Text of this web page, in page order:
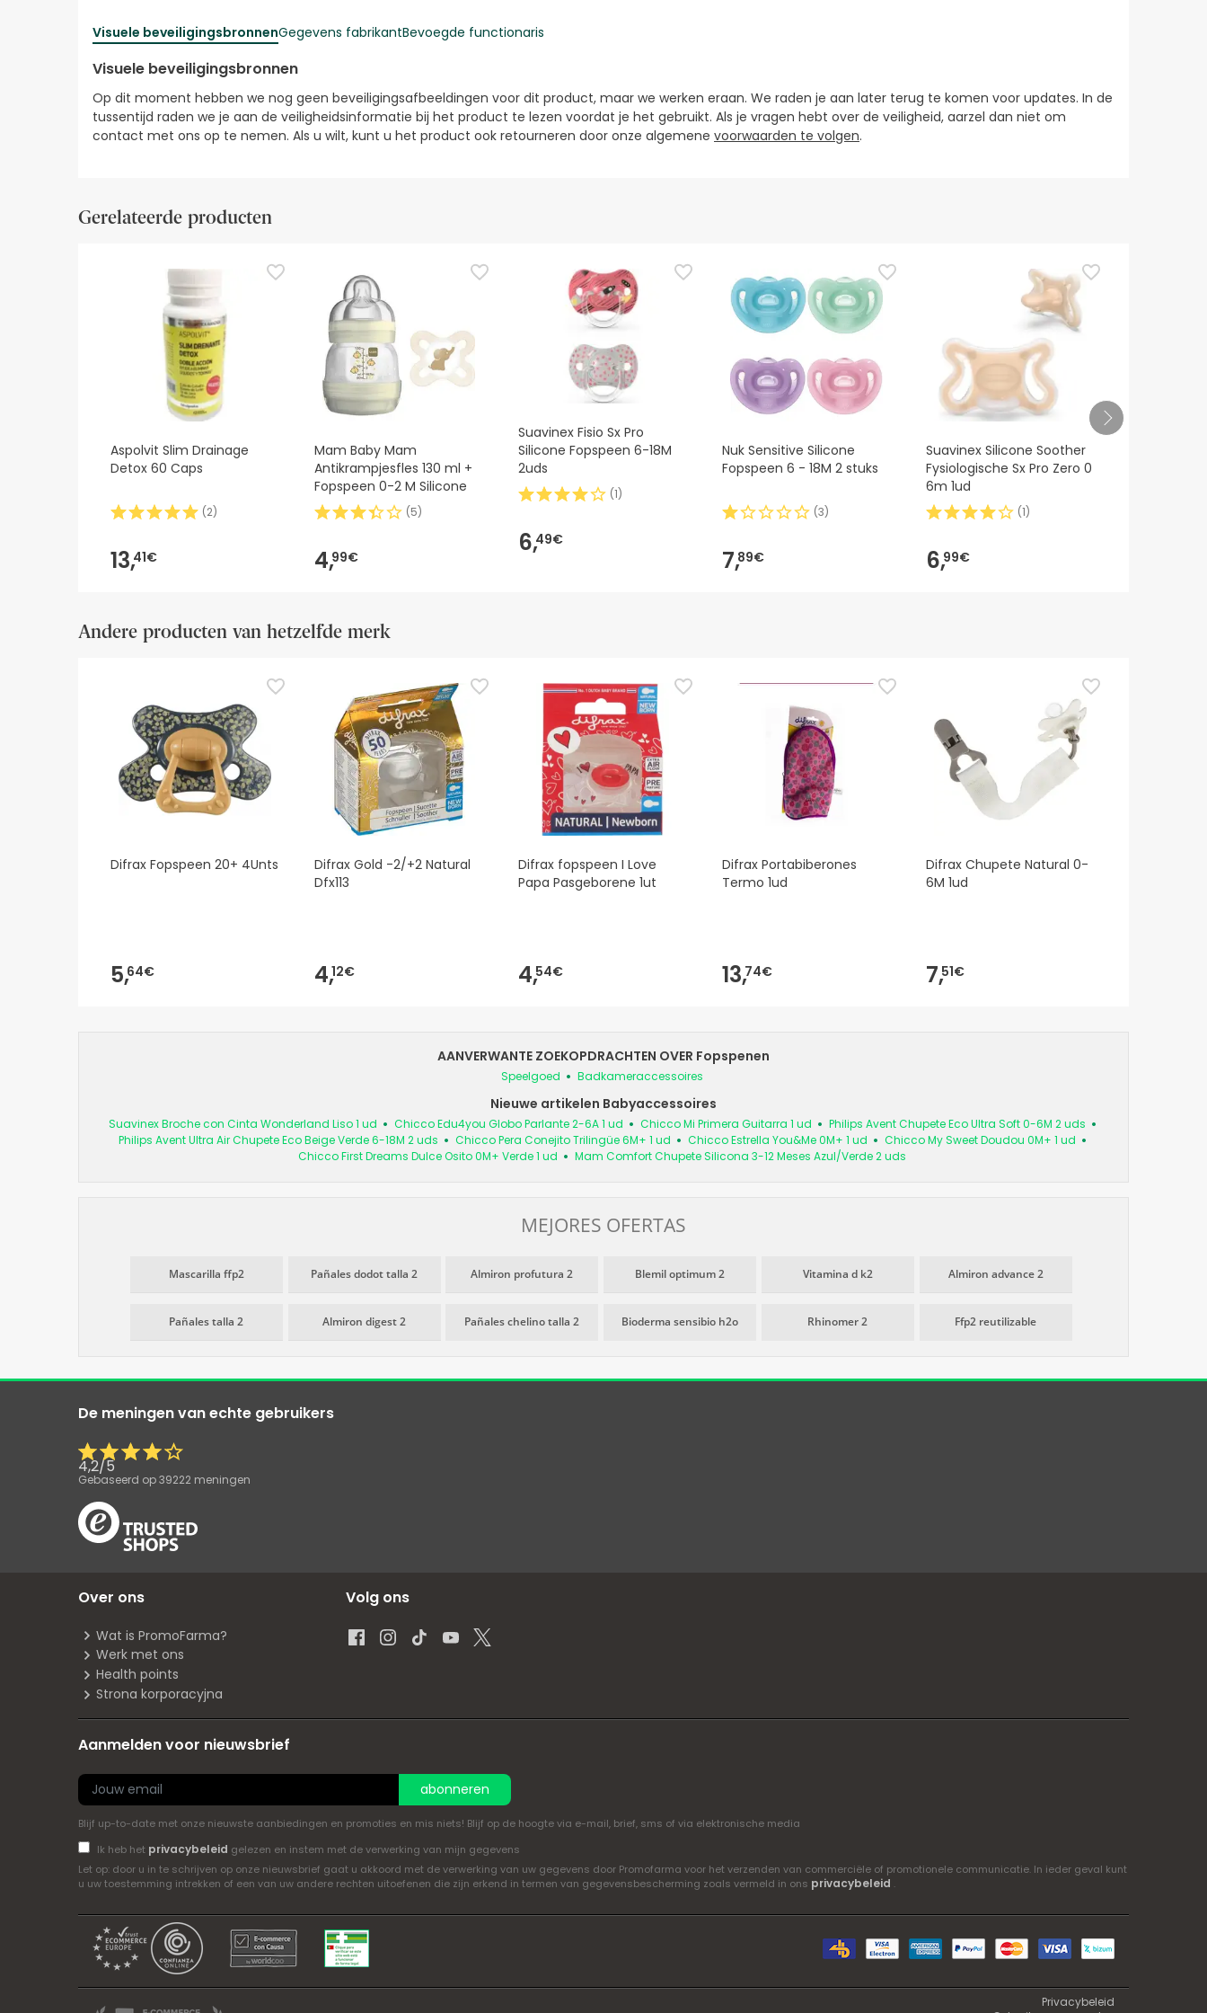
Visuele beveiligingsbronnenGegevens fabrikantBevoegde functionaris
Visuele beveiligingsbronnen
Op dit moment hebben we nog geen beveiligingsafbeeldingen voor dit product, maar we werken eraan. We raden je aan later terug te komen voor updates. In de
tussentijd raden we je aan de veiligheidsinformatie bij het product te lezen voordat je het gebruikt. Als je vragen hebt over de veiligheid, aarzel dan niet om
contact met ons op te nemen. Als u wilt, kunt u het product ook retourneren door onze algemene voorwaarden te volgen.
Gerelateerde producten
Aspolvit Slim Drainage
Detox 60 Caps
(2)
13,41€
Mam Baby Mam
Antikrampjesfles 130 ml +
Fopspeen 0-2 M Silicone
(5)
4,99€
Suavinex Fisio Sx Pro
Silicone Fopspeen 6-18M
2uds
(1)
6,49€
Nuk Sensitive Silicone
Fopspeen 6 - 18M 2 stuks
(3)
7,89€
Suavinex Silicone Soother
Fysiologische Sx Pro Zero 0
6m 1ud
(1)
6,99€
Andere producten van hetzelfde merk
Difrax Fopspeen 20+ 4Unts
5,64€
Difrax Gold -2/+2 Natural
Dfx113
4,12€
Difrax fopspeen I Love
Papa Pasgeborene 1ut
4,54€
Difrax Portabiberones
Termo 1ud
13,74€
Difrax Chupete Natural 0-
6M 1ud
7,51€
AANVERWANTE ZOEKOPDRACHTEN OVER Fopspenen
Speelgoed Badkameraccessoires
Nieuwe artikelen Babyaccessoires
Suavinex Broche con Cinta Wonderland Liso 1 ud Chicco Edu4you Globo Parlante 2-6A 1 ud Chicco Mi Primera Guitarra 1 ud
Philips Avent Chupete Eco Ultra Soft 0-6M 2 uds
Philips Avent Ultra Air Chupete Eco Beige Verde 6-18M 2 uds
Chicco Pera Conejito Trilingüe 6M+ 1 ud Chicco Estrella You&Me 0M+ 1 ud
Chicco My Sweet Doudou 0M+ 1 ud
Chicco First Dreams Dulce Osito 0M+ Verde 1 ud
Mam Comfort Chupete Silicona 3-12 Meses Azul/Verde 2 uds
MEJORES OFERTAS
Mascarilla ffp2 Pañales dodot talla 2 Almiron profutura 2 Blemil optimum 2 Vitamina d k2 Almiron advance 2
Pañales talla 2 Almiron digest 2 Pañales chelino talla 2 Bioderma sensibio h2o Rhinomer 2 Ffp2 reutilizable
De meningen van echte gebruikers
4,2/5
Gebaseerd op39222 meningen
Over ons
Wat is PromoFarma?
Werk met ons
Health points
Strona korporacyjna
Volg ons
Aanmelden voor nieuwsbrief
abonneren
Blijf up-to-date met onze nieuwste aanbiedingen en promoties en mis niets! Blijf op de hoogte via e-mail, brief, sms of via elektronische media
Ik heb het privacybeleid gelezen en instem met de verwerking van mijn gegevens
Let op: door u in te schrijven op onze nieuwsbrief gaat u akkoord met de verwerking van uw gegevens door Promofarma voor het verzenden van commerciële of promotionele communicatie. In ieder geval kunt
u uw toestemming intrekken of een van uw andere rechten uitoefenen die zijn erkend in termen van gegevensbescherming zoals vermeld in ons privacybeleid .
Privacybeleid